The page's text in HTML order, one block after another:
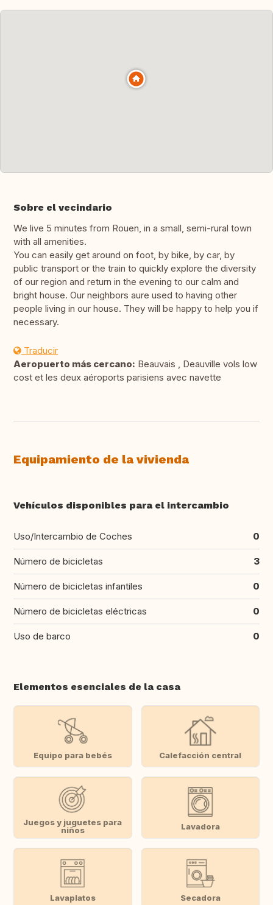
Sobre el vecindario
We live 5 minutes from Rouen, in a small, semi-rural town
with all amenities.
You can easily get around on foot, by bike, by car, by
public transport or the train to quickly explore the diversity
of our region and return in the evening to our calm and
bright house. Our neighbors aure used to having other
people living in our house. They will be happy to help you if
necessary.
Traducir
Aeropuerto más cercano: Beauvais , Deauville vols low
cost et les deux aéroports parisiens avec navette
Equipamiento de la vivienda
Vehículos disponibles para el intercambio
Uso/Intercambio de Coches 0
Número de bicicletas 3
Número de bicicletas infantiles 0
Número de bicicletas eléctricas 0
Uso de barco 0
Elementos esenciales de la casa
Equipo para bebés Calefacción central
Juegos y juguetes para
niños
Lavadora
Lavaplatos Secadora